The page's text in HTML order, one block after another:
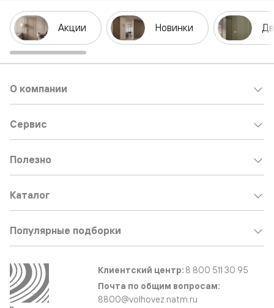
Акции Новинки
О компании
Сервис
Полезно
Каталог
Популярные подборки
Клиентский центр: 8 800 511 30 95
Почта по общим вопросам:
8800@volhovez.natm.ru